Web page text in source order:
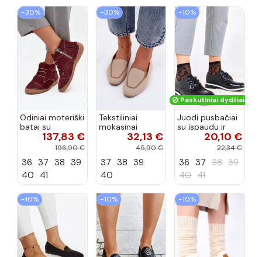
−30%
Odiniai moteriški
batai su
siūlėmis, pilies
tipo, Artiker
spalvos
137,83 €
196,90 €
36 37 38 39
40 41
−30%
Tekstiliniai
mokasinai
smėlio spalvos
32,13 €
45,90 €
37 38 39
40
−10%
Paskutiniai dydžiai!
Juodi pusbačiai
su įspaudu ir
kvadratiniu
priekiu Kerawa
20,10 €
22,34 €
36 37 38 39
40 41
−10% −10% −10%